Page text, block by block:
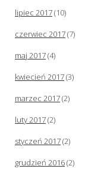
lipiec 2017(10)
czerwiec 2017(7)
maj 2017(4)
kwiecień 2017(3)
marzec 2017(2)
luty 2017(2)
styczeń 2017(2)
grudzień 2016(2)